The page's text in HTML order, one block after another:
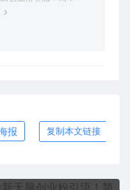
报 复制本文链接